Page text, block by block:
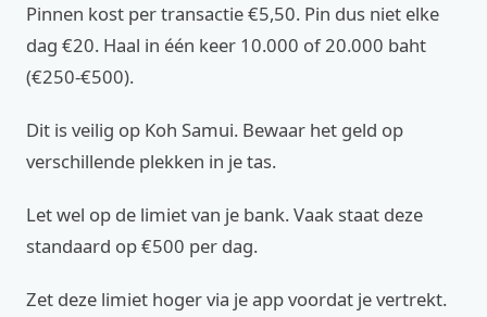
Pinnen kost per transactie €5,50. Pin dus niet elke
dag €20. Haal in één keer 10.000 of 20.000 baht
(€250-€500).
Dit is veilig op Koh Samui. Bewaar het geld op
verschillende plekken in je tas.
Let wel op de limiet van je bank. Vaak staat deze
standaard op €500 per dag.
Zet deze limiet hoger via je app voordat je vertrekt.